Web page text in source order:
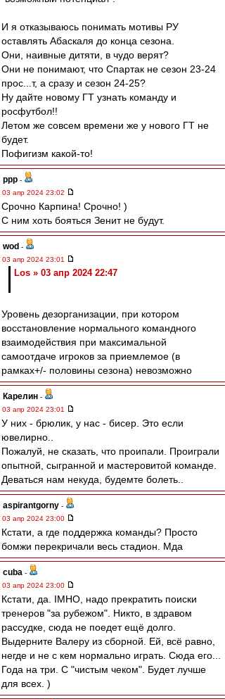
И я отказываюсь понимать мотивы РУ
оставлять Абаскаля до конца сезона.
Они, наивные дитяти, в чудо верят?
Они не понимают, что Спартак не сезон 23-24
прос...т, а сразу и сезон 24-25?
Ну дайте новому ГТ узнать команду и
росфутбол!!
Летом же совсем времени же у нового ГТ не
будет.
Пофигизм какой-то!
ppp -
03 апр 2024 23:02
Срочно Карпина! Срочно! )
С ним хоть бояться Зенит не будут.
wod -
03 апр 2024 23:01
Los » 03 апр 2024 22:47
Уровень дезорганизации, при котором
восстановление нормального командного
взаимодействия при максимальной
самоотдаче игроков за приемлемое (в
рамках+/- половины сезона) невозможно
Карелин -
03 апр 2024 23:01
У них - брюлик, у нас - бисер. Это если
ювелирно..
Пожалуй, не сказать, что проипали. Проиграли
опытной, сыгранной и мастеровитой команде.
Деваться нам некуда, будемте болеть..
aspirantgorny -
03 апр 2024 23:00
Кстати, а где поддержка команды? Просто
бомжи перекричали весь стадион. Мда
cuba -
03 апр 2024 23:00
Кстати, да. IMHO, надо прекратить поиски
тренеров "за рубежом". Никто, в здравом
рассудке, сюда не поедет ещё долго.
Выдерните Валеру из сборной. Ей, всё равно,
негде и не с кем нормально играть. Сюда его...
Года на три. С "чистым чеком". Будет лучше
для всех. )